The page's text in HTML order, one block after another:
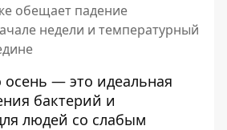
обещает падение
недели и температурный
— это идеальная
бактерий и
людей со слабым